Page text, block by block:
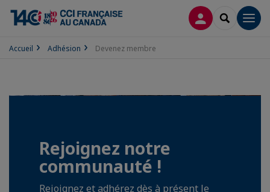
CONNEXION
Accueil Adhésion Devenez membre
Rejoignez notre
communauté !
Rejoignez et adhérez dès à présent le